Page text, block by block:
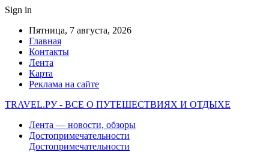
Sign in
Пятница, 7 августа, 2026
Главная
Контакты
Лента
Карта
Реклама на сайте
TRAVEL.РУ - ВСЕ О ПУТЕШЕСТВИЯХ И ОТДЫХЕ
Лента — новости, обзоры
Достопримечательности
Достопримечательности